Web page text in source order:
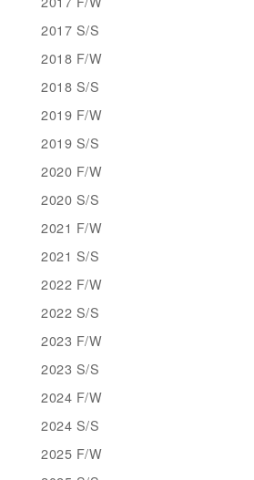
2017 S/S
2018 F/W
2018 S/S
2019 F/W
2019 S/S
2020 F/W
2020 S/S
2021 F/W
2021 S/S
2022 F/W
2022 S/S
2023 F/W
2023 S/S
2024 F/W
2024 S/S
2025 F/W